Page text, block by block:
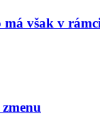
však v